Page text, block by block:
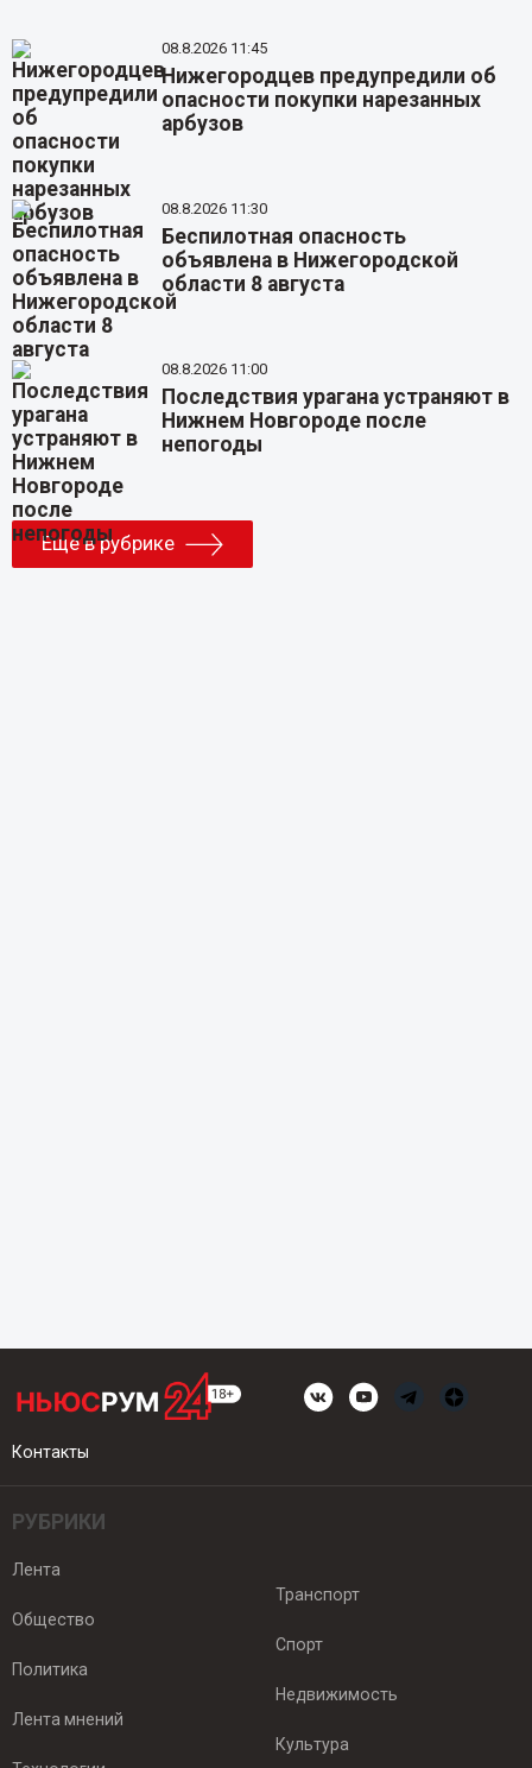
08.8.2026 11:45
Нижегородцев предупредили об
опасности покупки нарезанных
арбузов
08.8.2026 11:30
Беспилотная опасность
объявлена в Нижегородской
области 8 августа
08.8.2026 11:00
Последствия урагана устраняют в
Нижнем Новгороде после
непогоды
Еще в рубрике
Контакты
РУБРИКИ
Лента
Общество
Политика
Лента мнений
Транспорт
Спорт
Недвижимость
Культура